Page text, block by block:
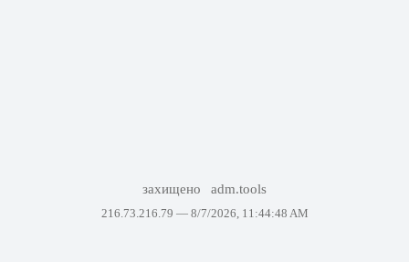
захищено adm.tools
216.73.216.79 — 8/7/2026, 11:44:48 AM